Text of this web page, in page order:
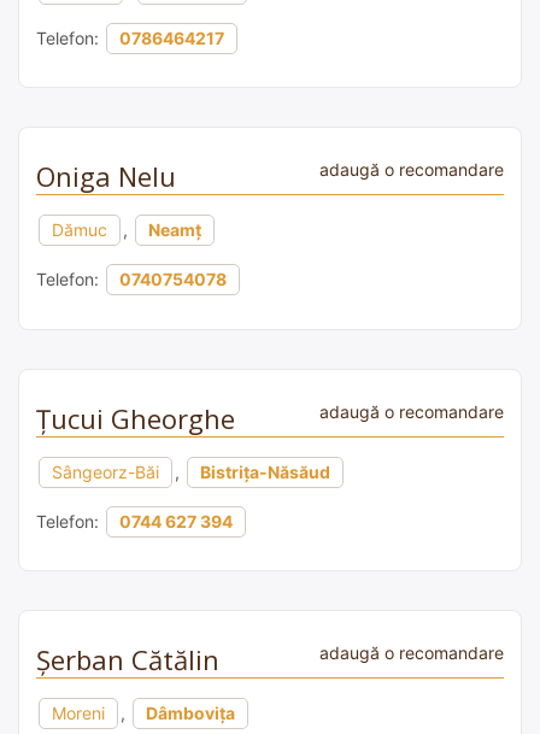
Telefon: 0786464217
Oniga Nelu adaugă o recomandare
Dămuc , Neamț
Telefon: 0740754078
Țucui Gheorghe adaugă o recomandare
Sângeorz-Băi , Bistrița-Năsăud
Telefon: 0744 627 394
Șerban Cătălin adaugă o recomandare
Moreni , Dâmbovița